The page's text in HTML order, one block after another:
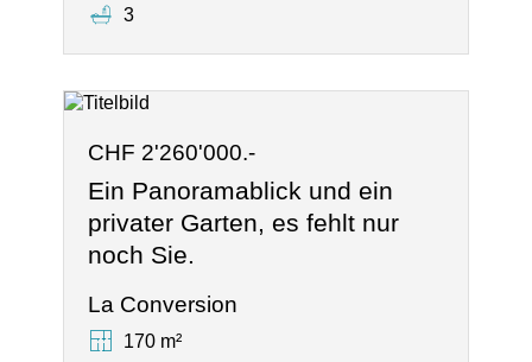
3
CHF 2'260'000.-
Ein Panoramablick und ein
privater Garten, es fehlt nur
noch Sie.
La Conversion
170 m²